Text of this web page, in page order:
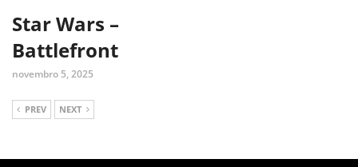
Star Wars –
Battlefront
novembro 5, 2025
PREV NEXT